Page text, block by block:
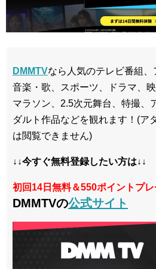
DMMTVなら人気のテレビ番組、
音楽・歌、スポーツ、ドラマ、
マラソン、2.5次元舞台、特撮、
ダルト作品などを観れます！(ア
は閲覧できません)
↓↓今すぐ無料登録したい方は↓↓
初回14日無料＆550ポイントプレ
DMMTVの公式サイト